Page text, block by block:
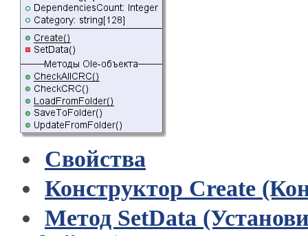
Свойства
Конструктор Create
Метод SetData